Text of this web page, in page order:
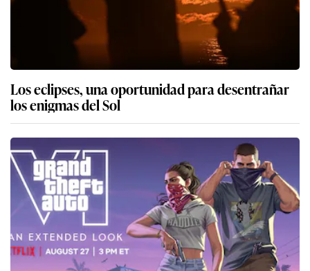
Los eclipses, una oportunidad para desentrañar
los enigmas del Sol